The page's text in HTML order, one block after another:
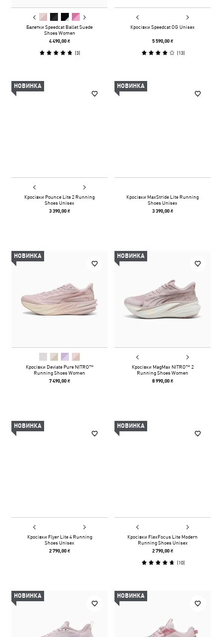
Балетки Speedcat Ballet Suede
Shoes Women
4 490,00 ₴
(3)
Кросівки Speedcat OG Unisex
5 590,00 ₴
(13)
НОВИНКА
Кросівки Pounce Lite 2 Running
Shoes Unisex
3 390,00 ₴
НОВИНКА
Кросівки MaxStride Lite Running
Shoes Unisex
3 390,00 ₴
НОВИНКА
Кросівки Deviate Pure NITRO™
Running Shoes Women
7 490,00 ₴
НОВИНКА
Кросівки MagMax NITRO™ 2
Running Shoes Women
8 990,00 ₴
НОВИНКА
Кросівки Flyer Lite 4 Running
Shoes Unisex
2 790,00 ₴
НОВИНКА
Кросівки FlexFocus Lite Modern
Running Shoes Unisex
2 790,00 ₴
(10)
НОВИНКА НОВИНКА